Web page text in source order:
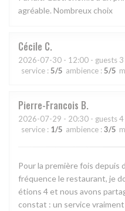
agréable. Nombreux choix
Cécile C
2026-07-30 - 12:00 - guests 3
service : 5/5 ambience : 5/5
Pierre-Francois B
2026-07-29 - 20:30 - guests 4
service : 1/5 ambience : 3/5
Pour la première fois depuis
fréquence le restaurant, je
étions 4 et nous avons
constat : un service